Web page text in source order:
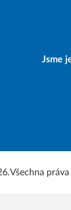
Jsme
Všechna